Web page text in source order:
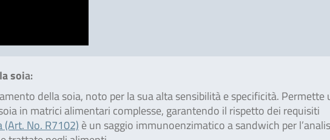
soia:
della soia, noto per la sua alta sensibilità e specificità. Permette
in matrici alimentari complesse, garantendo il rispetto dei requisiti
(Art. No. R7102) è un saggio immunoenzimatico a sandwich per